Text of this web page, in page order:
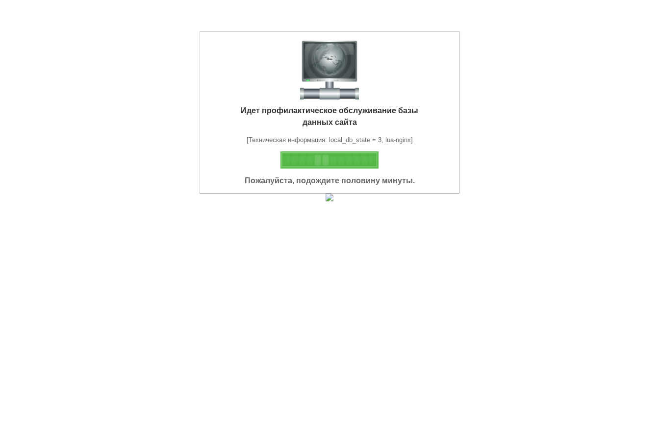
Идет профилактическое обслуживание базы
данных сайта
[Техническая информация: local_db_state = 3, lua-nginx]
Пожалуйста, подождите половину минуты.